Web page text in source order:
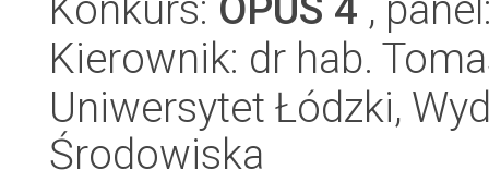
Kierownik: dr hab.
Uniwersytet Łódzki,
Środowiska